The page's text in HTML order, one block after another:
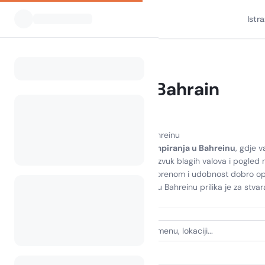
Kampiranje Bahrain
Otkrijte radost kampiranja u Bahreinu
kampiranja u Bahreinu, gdje
bijeg. Zamislite da se budite uz zvuk blagih valova i
uzbudljivim aktivnostima na otvorenom i udobnost dobro
trenutak proveden kampirajući u Bahreinu prilika je za